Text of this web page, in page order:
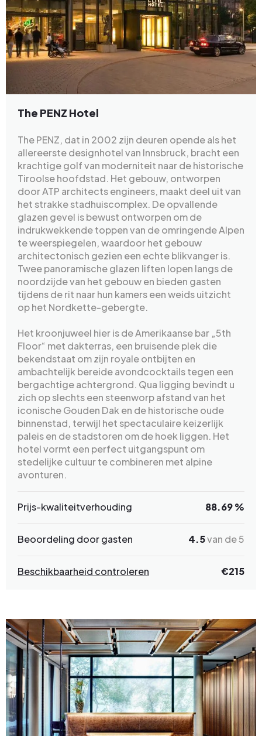
The PENZ Hotel
The PENZ, dat in 2002 zijn deuren opende als het
allereerste designhotel van Innsbruck, bracht een
krachtige golf van moderniteit naar de historische
Tiroolse hoofdstad. Het gebouw, ontworpen
door ATP architects engineers, maakt deel uit van
het strakke stadhuiscomplex. De opvallende
glazen gevel is bewust ontworpen om de
indrukwekkende toppen van de omringende Alpen
te weerspiegelen, waardoor het gebouw
architectonisch gezien een echte blikvanger is.
Twee panoramische glazen liften lopen langs de
noordzijde van het gebouw en bieden gasten
tijdens de rit naar hun kamers een weids uitzicht
op het Nordkette-gebergte.
Het kroonjuweel hier is de Amerikaanse bar „5th
Floor“ met dakterras, een bruisende plek die
bekendstaat om zijn royale ontbijten en
ambachtelijk bereide avondcocktails tegen een
bergachtige achtergrond. Qua ligging bevindt u
zich op slechts een steenworp afstand van het
iconische Gouden Dak en de historische oude
binnenstad, terwijl het spectaculaire keizerlijk
paleis en de stadstoren om de hoek liggen. Het
hotel vormt een perfect uitgangspunt om
stedelijke cultuur te combineren met alpine
avonturen.
Prijs-kwaliteitverhouding 88.69 %
Beoordeling door gasten 4.5van de 5
Beschikbaarheid controleren €215